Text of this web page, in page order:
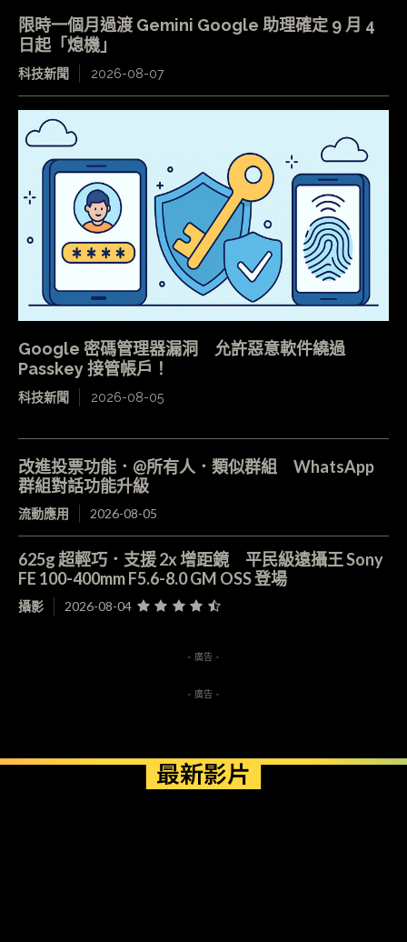
限時一個月過渡 Gemini Google 助理確定 9 月 4
日起「熄機」
科技新聞 2026-08-07
Google 密碼管理器漏洞 允許惡意軟件繞過
Passkey 接管帳戶！
科技新聞 2026-08-05
改進投票功能．@所有人．類似群組 WhatsApp
群組對話功能升級
流動應用 2026-08-05
625g 超輕巧．支援 2x 增距鏡 平民級遠攝王 Sony
FE 100-400mm F5.6-8.0 GM OSS 登場
攝影 2026-08-04
- 廣告 -
- 廣告 -
最新影片